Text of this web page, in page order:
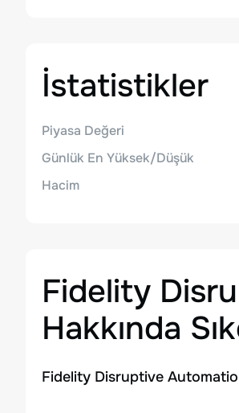
İstatistikler
Piyasa Değeri
Günlük En Yüksek/Düşük
Hacim
Fidelity
Hakkında
Fidelity Disruptive